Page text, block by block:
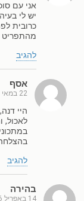
אני עם
יש לי
כרובית
מהתפריט
להגיב
אסף
22 במאי 2016
היי
לאכול,
להגיב
בהירה
14 באפריל 2016